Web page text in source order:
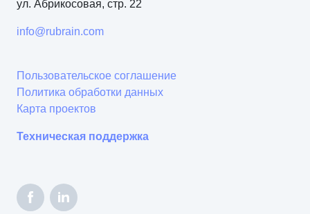
ул. Абрикосовая, стр. 22
info@rubrain.com
Пользовательское соглашение
Политика обработки данных
Карта проектов
Техническая поддержка